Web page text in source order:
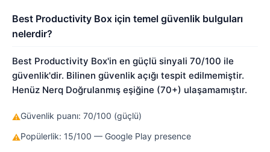
Best Productivity Box için temel güvenlik bulguları
nelerdir?
Best Productivity Box'in en güçlü sinyali 70/100 ile
güvenlik'dir. Bilinen güvenlik açığı tespit edilmemiştir.
Henüz Nerq Doğrulanmış eşiğine (70+) ulaşamamıştır.
⚠Güvenlik puanı: 70/100 (güçlü)
⚠Popülerlik: 15/100 — Google Play presence